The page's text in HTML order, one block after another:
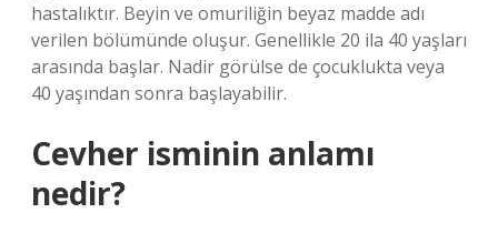
hastalıktır. Beyin ve omuriliğin beyaz madde adı
verilen bölümünde oluşur. Genellikle 20 ila 40 yaşları
arasında başlar. Nadir görülse de çocuklukta veya
40 yaşından sonra başlayabilir.
Cevher isminin anlamı
nedir?